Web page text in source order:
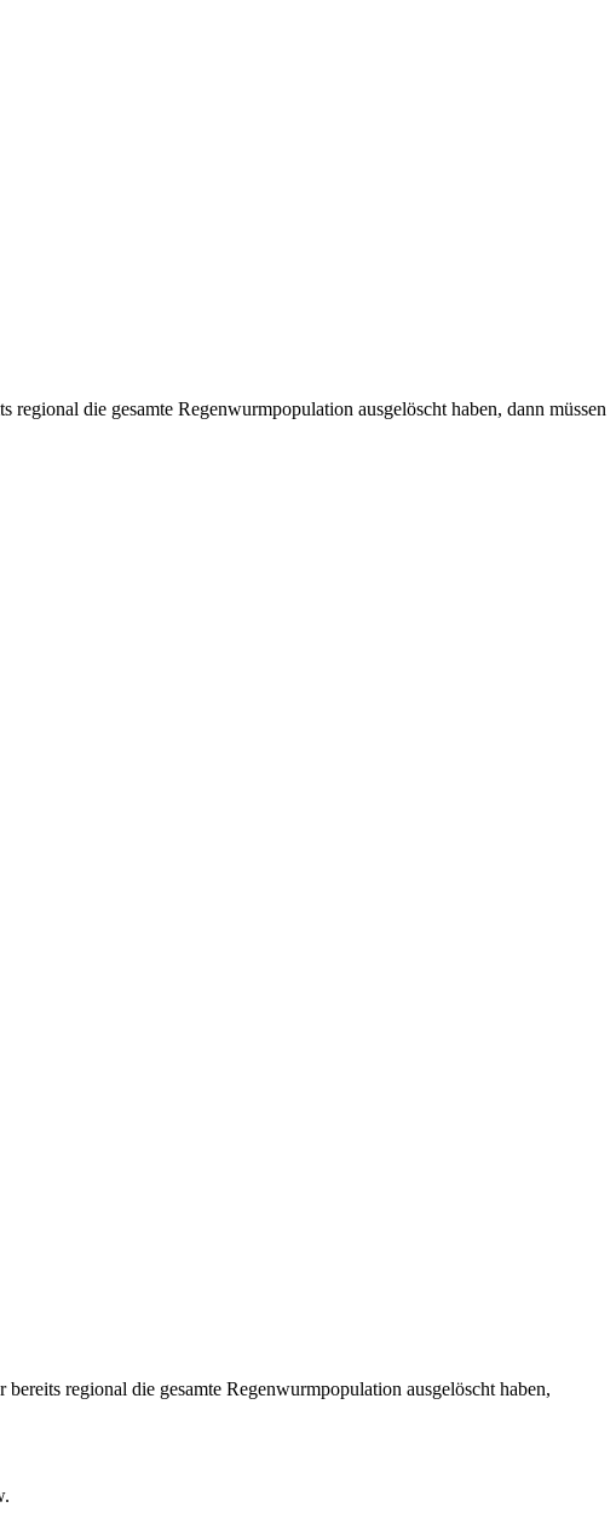
die gesamte Regenwurmpopulation ausgelöscht haben, dann müssen
regional die gesamte Regenwurmpopulation ausgelöscht haben,